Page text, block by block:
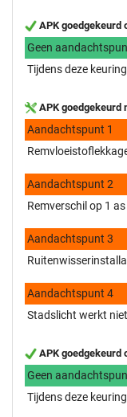
APK goedgekeurd
Geen
Tijdens deze
APK goedgekeurd
Aandachtspunt 1
Aandachtspunt 2
Remverschil op 1
Aandachtspunt 3
Aandachtspunt 4
Stadslicht werkt
APK goedgekeurd
Geen
Tijdens deze